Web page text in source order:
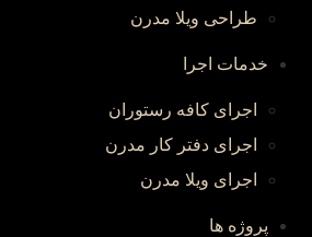
طراحی ویلا مدرن
خدمات اجرا
اجرای کافه رستوران
اجرای دفتر کار مدرن
اجرای ویلا مدرن
پروژه ها